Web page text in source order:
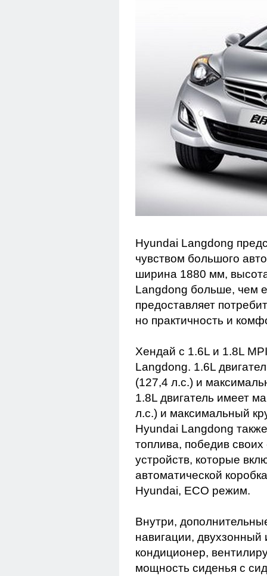
Hyundai Langdong
чувством большого
ширина 1880 мм,
Langdong больше, чем
предоставляет
но практичность и
Хендай с 1.6L и 1.8L
Langdong. 1.6L
(127,4 л.с.) и
1.8L двигатель имеет
л.с.) и максимальный
Hyundai Langdong
топлива, победив
устройств, которые
автоматической
Hyundai, ECO режим.
Внутри,
навигации, двухзонный
кондиционер,
мощность сиденья с